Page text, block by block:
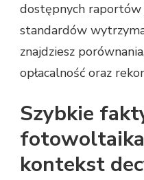
dostępnych raportów
standardów
znajdziesz
opłacalność oraz
Szybkie
fotowoltaika
kontekst